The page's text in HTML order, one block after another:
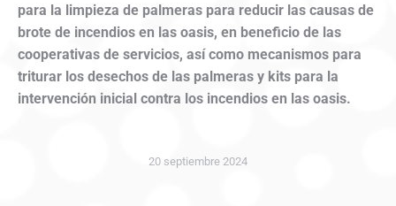
para la limpieza de palmeras para reducir las causas de
brote de incendios en las oasis, en beneficio de las
cooperativas de servicios, así como mecanismos para
triturar los desechos de las palmeras y kits para la
intervención inicial contra los incendios en las oasis.
20 septiembre 2024